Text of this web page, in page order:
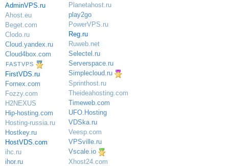
AdminVPS.ru
Ahost.eu
Beget.com
Clodo.ru
Cloud.yandex.ru
Cloud4box.com
FASTVPS
FirstVDS.ru
Fornex.com
Fozzy.com
H2NEXUS
Hip-hosting.com
Hosting-russia.ru
Hostkey.ru
HostVDS.com
ihc.ru
ihor.ru
Planetahost.ru
play2go
PowerVPS.ru
Reg.ru
Ruweb.net
Selectel.ru
Serverspace.ru
Simplecloud.ru
Sprinthost.ru
Theideahosting.com
Timeweb.com
UFO.Hosting
VDSka.ru
Veesp.com
VPSville.ru
Vscale.io
Xhost24.com